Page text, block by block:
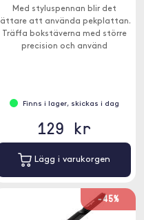
Med styluspennan blir det
lättare att använda pekplattan.
Träffa bokstäverna med större
precision och använd
Finns i lager, skickas i dag
129 kr
Lägg i varukorgen
-45%